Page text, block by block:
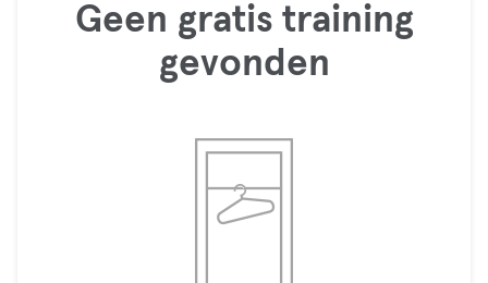
Geen gratis training
gevonden